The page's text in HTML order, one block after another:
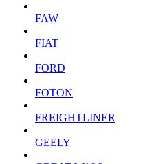
FAW
FIAT
FORD
FOTON
FREIGHTLINER
GEELY